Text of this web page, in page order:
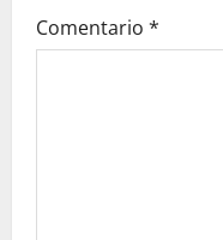
Comentario *